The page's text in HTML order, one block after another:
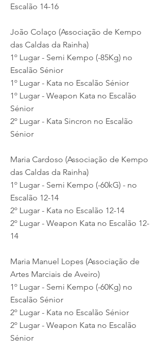
Escalão 14-16
João Colaço (Associação de Kempo
das Caldas da Rainha)
1º Lugar - Semi Kempo (-85Kg) no
Escalão Sénior
1º Lugar - Kata no Escalão Sénior
1º Lugar - Weapon Kata no Escalão
Sénior
2º Lugar - Kata Sincron no Escalão
Sénior
Maria Cardoso (Associação de Kempo
das Caldas da Rainha)
1º Lugar - Semi Kempo (-60kG) - no
Escalão 12-14
2º Lugar - Kata no Escalão 12-14
2º Lugar - Weapon Kata no Escalão 12-
14
Maria Manuel Lopes (Associação de
Artes Marciais de Aveiro)
1º Lugar - Semi Kempo (-60Kg) no
Escalão Sénior
2º Lugar - Kata no Escalão Sénior
2º Lugar - Weapon Kata no Escalão
Sénior